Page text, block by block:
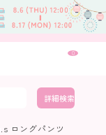
0
詳細検索
ロングパンツ